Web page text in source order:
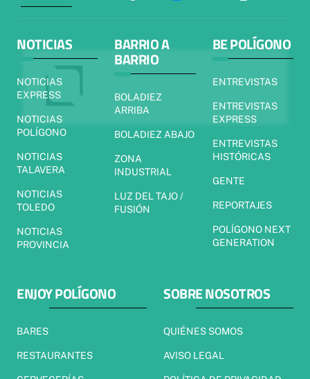
NOTICIAS
NOTICIAS
EXPRESS
NOTICIAS
POLÍGONO
NOTICIAS
TALAVERA
NOTICIAS
TOLEDO
NOTICIAS
PROVINCIA
BARRIO A
BARRIO
BOLADIEZ
ARRIBA
BOLADIEZ ABAJO
ZONA
INDUSTRIAL
LUZ DEL TAJO /
FUSIÓN
BE POLÍGONO
ENTREVISTAS
ENTREVISTAS
EXPRESS
ENTREVISTAS
HISTÓRICAS
GENTE
REPORTAJES
POLÍGONO NEXT
GENERATION
ENJOY POLÍGONO
BARES
RESTAURANTES
SOBRE NOSOTROS
QUIÉNES SOMOS
AVISO LEGAL